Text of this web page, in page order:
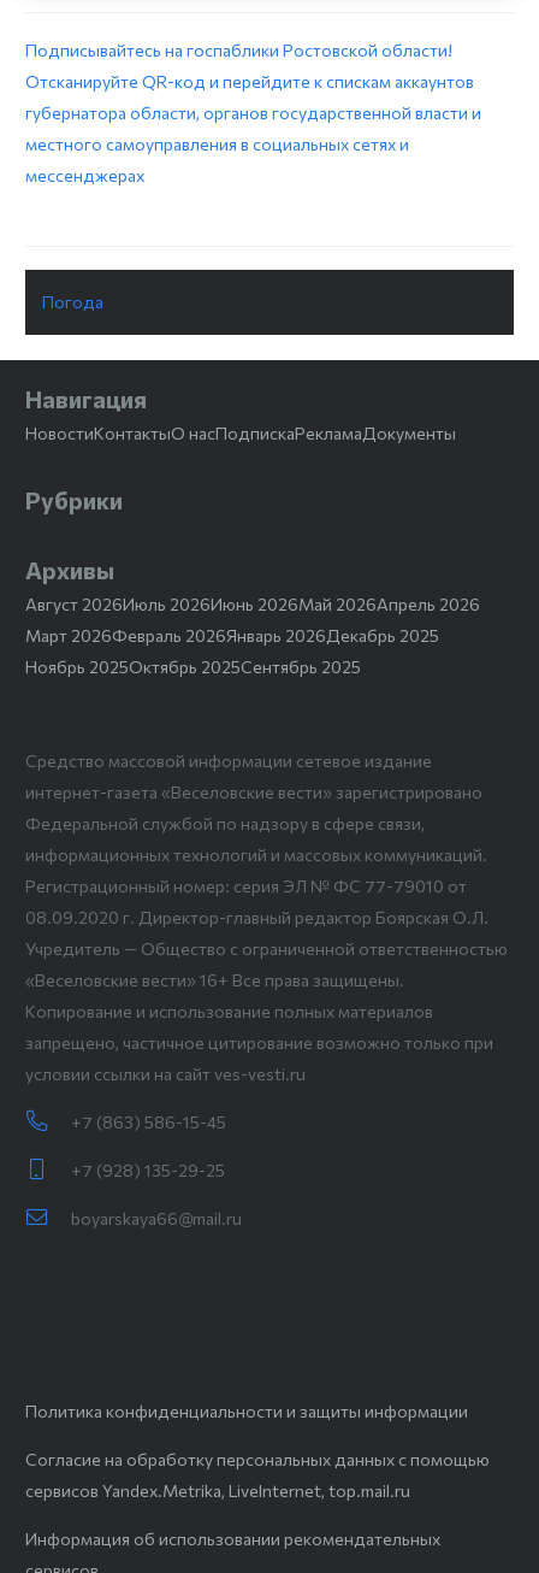
Подписывайтесь на госпаблики Ростовской области!
Отсканируйте QR-код и перейдите к спискам аккаунтов
губернатора области, органов государственной власти и
местного самоуправления в социальных сетях и
мессенджерах
Погода
Навигация
НовостиКонтактыО насПодпискаРекламаДокументы
Рубрики
Архивы
Август 2026Июль 2026Июнь 2026Май 2026Апрель 2026
Март 2026Февраль 2026Январь 2026Декабрь 2025
Ноябрь 2025Октябрь 2025Сентябрь 2025
Средство массовой информации сетевое издание
интернет-газета «Веселовские вести» зарегистрировано
Федеральной службой по надзору в сфере связи,
информационных технологий и массовых коммуникаций.
Регистрационный номер: серия ЭЛ № ФС 77-79010 от
08.09.2020 г. Директор-главный редактор Боярская О.Л.
Учредитель — Общество с ограниченной ответственностью
«Веселовские вести» 16+ Все права защищены.
Копирование и использование полных материалов
запрещено, частичное цитирование возможно только при
условии ссылки на сайт ves-vesti.ru
+7 (863) 586-15-45
+7 (928) 135-29-25
boyarskaya66@mail.ru
Политика конфиденциальности и защиты информации
Согласие на обработку персональных данных с помощью
сервисов Yandex.Metrika, LiveInternet, top.mail.ru
Информация об использовании рекомендательных